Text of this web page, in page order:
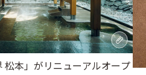
松本」がリニューアルオープ